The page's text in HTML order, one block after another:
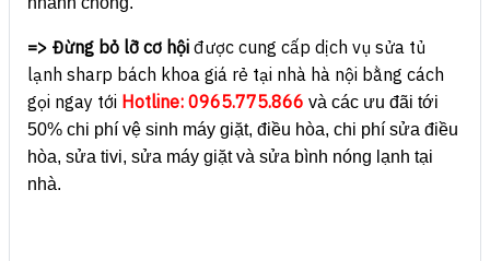
=> Đừng bỏ lỡ cơ hội được cung cấp dịch vụ sửa tủ
lạnh sharp bách khoa giá rẻ tại nhà hà nội bằng cách
gọi ngay tới Hotline: 0965.775.866 và các ưu đãi tới
50% chi phí vệ sinh máy giặt, điều hòa, chi phí sửa điều
hòa, sửa tivi, sửa máy giặt và sửa bình nóng lạnh tại
nhà.